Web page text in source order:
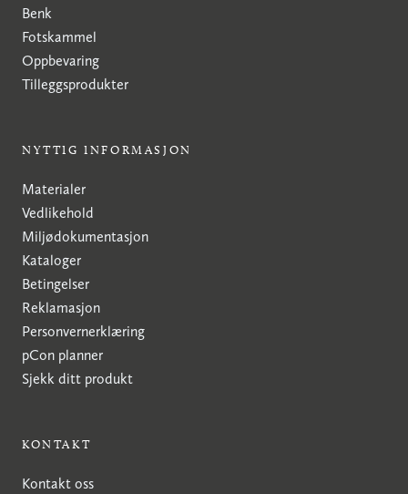
Benk
Fotskammel
Oppbevaring
Tilleggsprodukter
NYTTIG INFORMASJON
Materialer
Vedlikehold
Miljødokumentasjon
Kataloger
Betingelser
Reklamasjon
Personvernerklæring
pCon planner
Sjekk ditt produkt
KONTAKT
Kontakt oss